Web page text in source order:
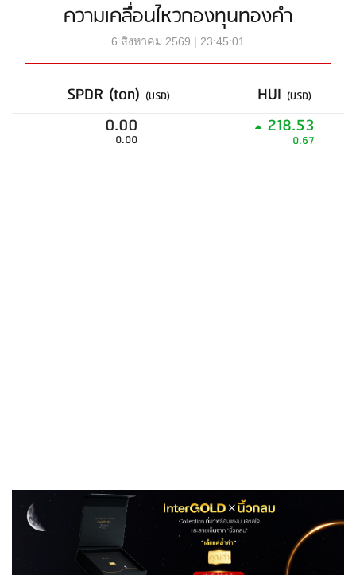
ความเคลื่อนไหวกองทุนทองคำ
6 สิงหาคม 2569 | 23:45:01
SPDR (ton) (USD) HUI (USD)
0.00
0.00
218.53
0.67